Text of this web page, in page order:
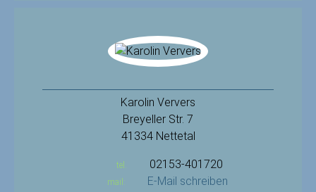
Karolin Ververs
Breyeller Str. 7
41334 Nettetal
tel. 02153-401720
mail: E-Mail schreiben